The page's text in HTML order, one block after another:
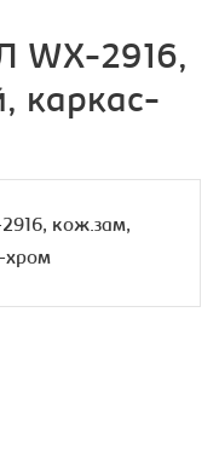
WX-2916,
каркас-